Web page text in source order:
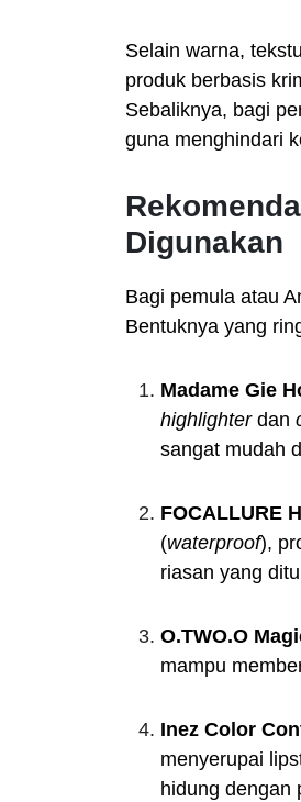
Selain warna,
produk berbasis
Sebaliknya, bagi
guna menghindari
Digunakan
Bagi pemula atau
Bentuknya yang
Madame Gie
highlighterdan
sangat mudah
FOCALLURE
(waterproof),
riasan yang
O.TWO.O
mampu
Inez Color
menyerupai
hidung dengan